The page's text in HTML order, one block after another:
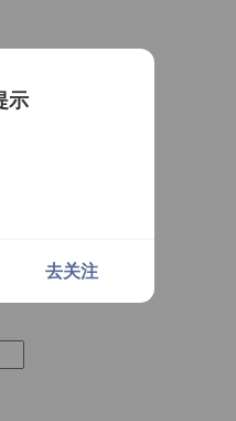
示
去关注